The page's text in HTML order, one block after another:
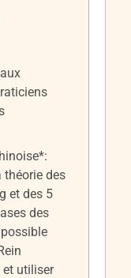
théorie des
et des 5
des
et utiliser